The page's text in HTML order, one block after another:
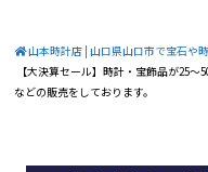
山本時計店 | 山口県山口市で宝石や
【大決算セール】時計・宝飾品が25
などの販売をしております。